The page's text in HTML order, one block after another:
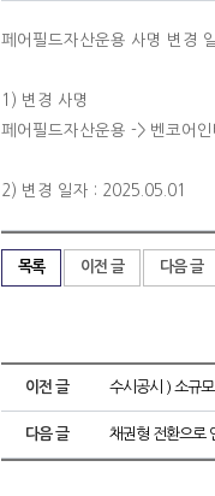
페어필드자산운용 사명 변경
1) 변경 사명
페어필드자산운용 -> 벤코어
2) 변경 일자 : 2025.05.01
목록 이전 글 다음 글
이전 글 수시공시 ) 소규
다음 글 채권형 전환으로